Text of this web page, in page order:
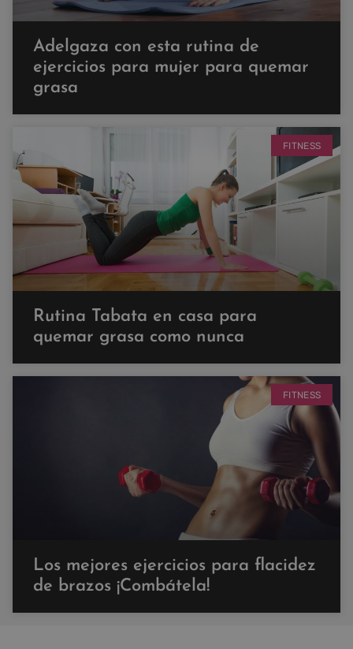
Adelgaza con esta rutina de
ejercicios para mujer para quemar
grasa
FITNESS
Rutina Tabata en casa para
quemar grasa como nunca
FITNESS
Los mejores ejercicios para flacidez
de brazos ¡Combátela!